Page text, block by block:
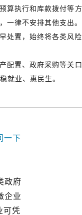
算执行和库款拨付等
一律不安排其他支出。
置，始终将各类风险
配置、政府采购等关
就业、惠民生。
一下
政府
企业
可凭